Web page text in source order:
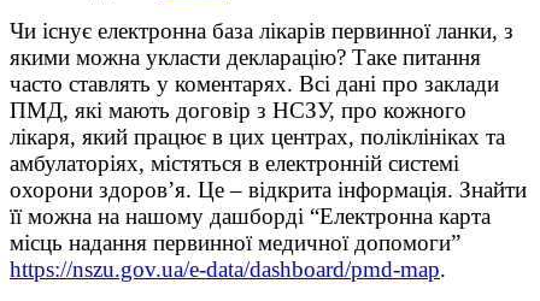
Чи існує електронна база лікарів первинної ланки, з
якими можна укласти декларацію? Таке питання
часто ставлять у коментарях. Всі дані про заклади
ПМД, які мають договір з НСЗУ, про кожного
лікаря, який працює в цих центрах, поліклініках та
амбулаторіях, містяться в електронній системі
охорони здоров’я. Це – відкрита інформація. Знайти
її можна на нашому дашборді “Електронна карта
місць надання первинної медичної допомоги”
https://nszu.gov.ua/e-data/dashboard/pmd-map.